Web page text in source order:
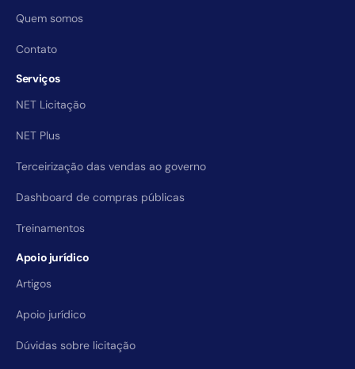
Quem somos
Contato
Serviços
NET Licitação
NET Plus
Terceirização das vendas ao governo
Dashboard de compras públicas
Treinamentos
Apoio jurídico
Artigos
Apoio jurídico
Dúvidas sobre licitação